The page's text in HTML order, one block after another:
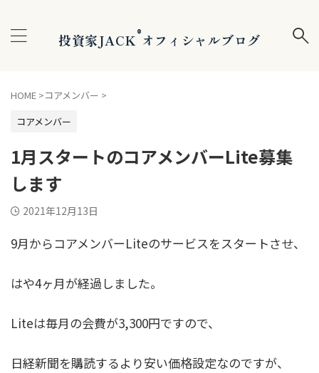
投資家JACK®オフィシャルブログ
HOME >コアメンバー >
コアメンバー
1月スタートのコアメンバーLite募集
します
2021年12月13日
9月からコアメンバーLiteのサービスをスタートさせ、
はや4ヶ月が経過しました。
Liteは毎月の会費が3,300円ですので、
日経新聞を購読するより安い価格設定なのですが、